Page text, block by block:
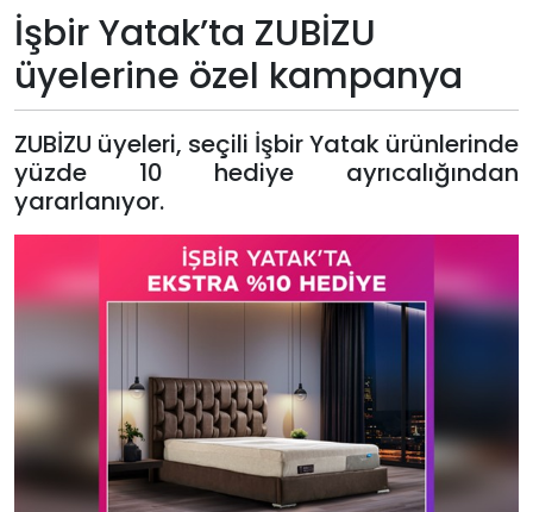
Künye
Giriş
Yap
İşbir Yatak’ta ZUBİZU
üyelerine özel kampanya
ZUBİZU üyeleri, seçili İşbir Yatak ürünlerinde
yüzde 10 hediye ayrıcalığından
yararlanıyor.